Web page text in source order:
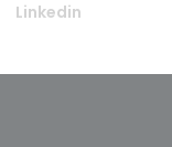
Linkedin